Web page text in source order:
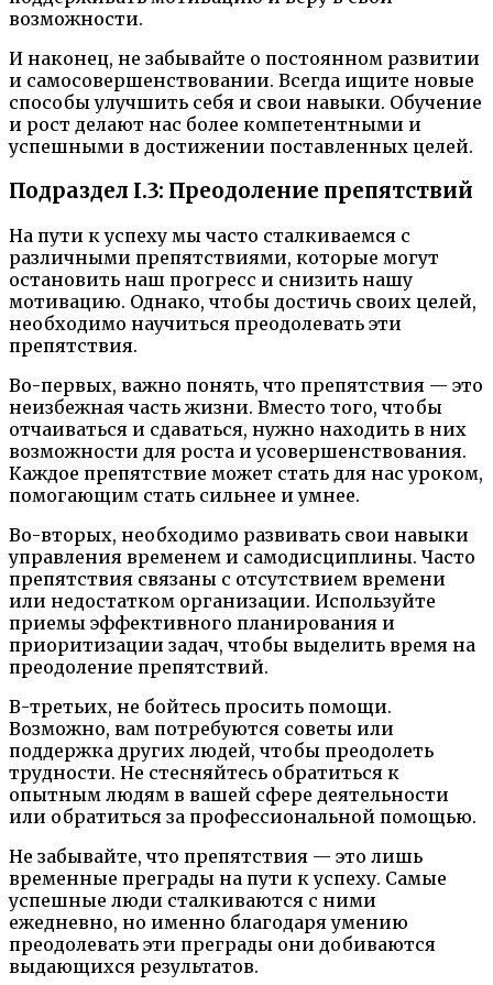
возможности.
И наконец, не забывайте о постоянном развитии
и самосовершенствовании. Всегда ищите новые
способы улучшить себя и свои навыки. Обучение
и рост делают нас более компетентными и
успешными в достижении поставленных целей.
Подраздел I.3: Преодоление препятствий
На пути к успеху мы часто сталкиваемся с
различными препятствиями, которые могут
остановить наш прогресс и снизить нашу
мотивацию. Однако, чтобы достичь своих целей,
необходимо научиться преодолевать эти
препятствия.
Во-первых, важно понять, что препятствия — это
неизбежная часть жизни. Вместо того, чтобы
отчаиваться и сдаваться, нужно находить в них
возможности для роста и усовершенствования.
Каждое препятствие может стать для нас уроком,
помогающим стать сильнее и умнее.
Во-вторых, необходимо развивать свои навыки
управления временем и самодисциплины. Часто
препятствия связаны с отсутствием времени
или недостатком организации. Используйте
приемы эффективного планирования и
приоритизации задач, чтобы выделить время на
преодоление препятствий.
В-третьих, не бойтесь просить помощи.
Возможно, вам потребуются советы или
поддержка других людей, чтобы преодолеть
трудности. Не стесняйтесь обратиться к
опытным людям в вашей сфере деятельности
или обратиться за профессиональной помощью.
Не забывайте, что препятствия — это лишь
временные преграды на пути к успеху. Самые
успешные люди сталкиваются с ними
ежедневно, но именно благодаря умению
преодолевать эти преграды они добиваются
выдающихся результатов.